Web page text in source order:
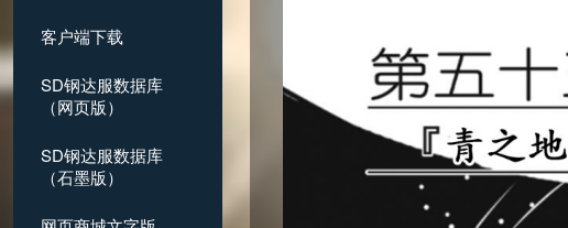
客户端下载
SD钢达服数据库
（网页版）
SD钢达服数据库
（石墨版）